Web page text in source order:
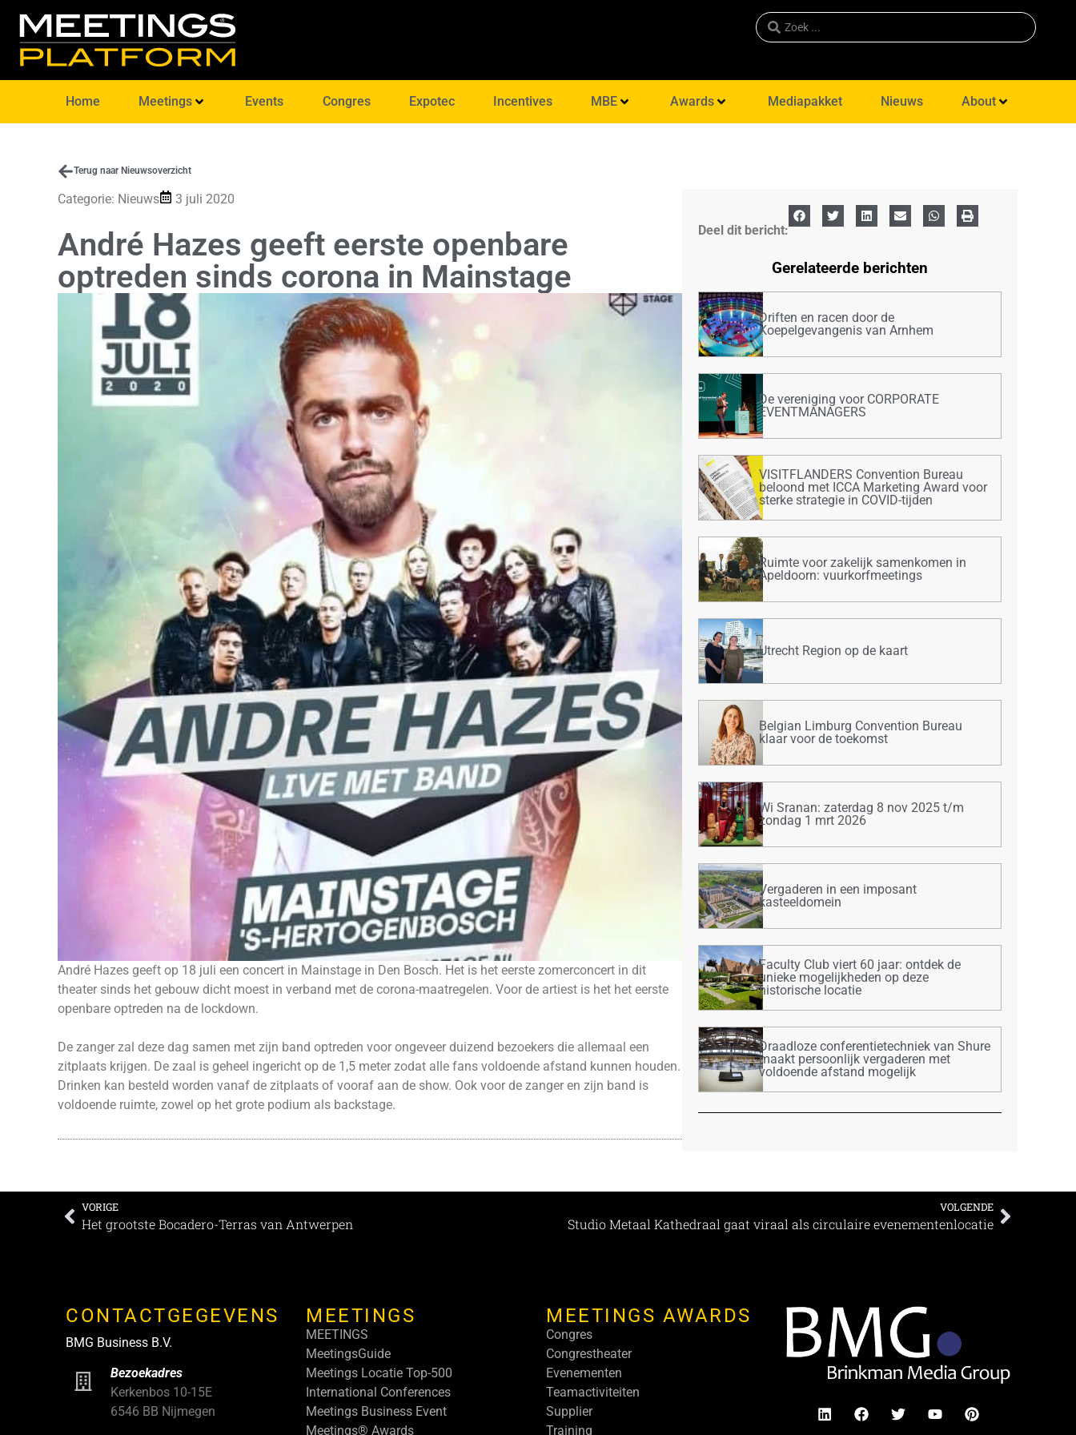
Home Meetings Events Congres Expotec Incentives MBE Awards Mediapakket Nieuws About
Terug naar Nieuwsoverzicht
Categorie: Nieuws 3 juli 2020
André Hazes geeft eerste openbare
optreden sinds corona in Mainstage
André Hazes geeft op 18 juli een concert in Mainstage in Den Bosch. Het is het eerste zomerconcert in dit
theater sinds het gebouw dicht moest in verband met de corona-maatregelen. Voor de artiest is het het eerste
openbare optreden na de lockdown.
De zanger zal deze dag samen met zijn band optreden voor ongeveer duizend bezoekers die allemaal een
zitplaats krijgen. De zaal is geheel ingericht op de 1,5 meter zodat alle fans voldoende afstand kunnen houden.
Drinken kan besteld worden vanaf de zitplaats of vooraf aan de show. Ook voor de zanger en zijn band is
voldoende ruimte, zowel op het grote podium als backstage.
Deel dit bericht:
Gerelateerde berichten
Driften en racen door de
Koepelgevangenis van Arnhem
De vereniging voor CORPORATE
EVENTMANAGERS
VISITFLANDERS Convention Bureau
beloond met ICCA Marketing Award voor
sterke strategie in COVID-tijden
Ruimte voor zakelijk samenkomen in
Apeldoorn: vuurkorfmeetings
Utrecht Region op de kaart
Belgian Limburg Convention Bureau
klaar voor de toekomst
Wi Sranan: zaterdag 8 nov 2025 t/m
zondag 1 mrt 2026
Vergaderen in een imposant
kasteeldomein
Faculty Club viert 60 jaar: ontdek de
unieke mogelijkheden op deze
historische locatie
Draadloze conferentietechniek van Shure
maakt persoonlijk vergaderen met
voldoende afstand mogelijk
VORIGE
Het grootste Bocadero-Terras van Antwerpen
VOLGENDE
Studio Metaal Kathedraal gaat viraal als circulaire evenementenlocatie
CONTACTGEGEVENS
BMG Business B.V.
Bezoekadres
Kerkenbos 10-15E
6546 BB Nijmegen
MEETINGS
MEETINGS
MeetingsGuide
Meetings Locatie Top-500
International Conferences
Meetings Business Event
Meetings® Awards
MEETINGS AWARDS
Congres
Congrestheater
Evenementen
Teamactiviteiten
Supplier
Training